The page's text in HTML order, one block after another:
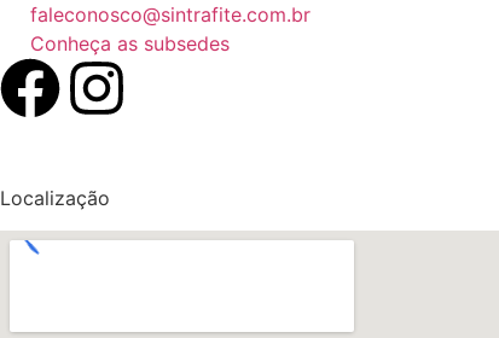
faleconosco@sintrafite.com.br
Conheça as subsedes
Localização